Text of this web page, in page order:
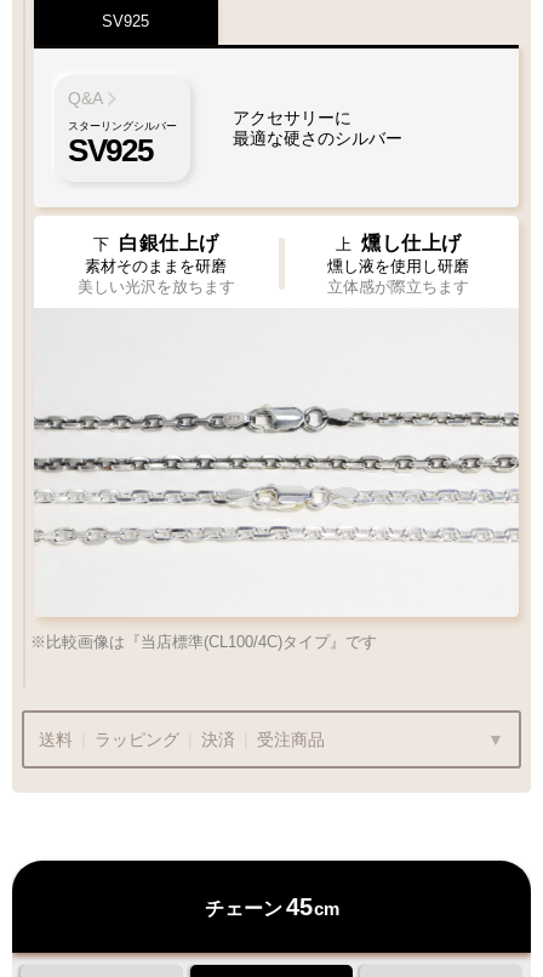
XL
M MM S
フェザーサイズリスト
曲り
M1
右曲り 曲り 右曲り
¥15,400 ¥15,400
1枚フェザー
チェック：項目
（2）ペンダントの状態でお届け
フェザー
チェック：項目
チェーン
カートにおすすみ下さい
SV925
Q&A
スターリングシルバー
SV925
アクセサリーに
最適な硬さのシルバー
下 白銀仕上げ
素材そのままを研磨
美しい光沢を放ちます
上 燻し仕上げ
燻し液を使用し研磨
立体感が際立ちます
※比較画像は『当店標準(CL100/4C)タイプ』です
送料 ラッピング 決済 受注商品
商品代金¥22,000〜は送料無料です
プレゼント用でも安心してご利用いただけます
チェーン45cm